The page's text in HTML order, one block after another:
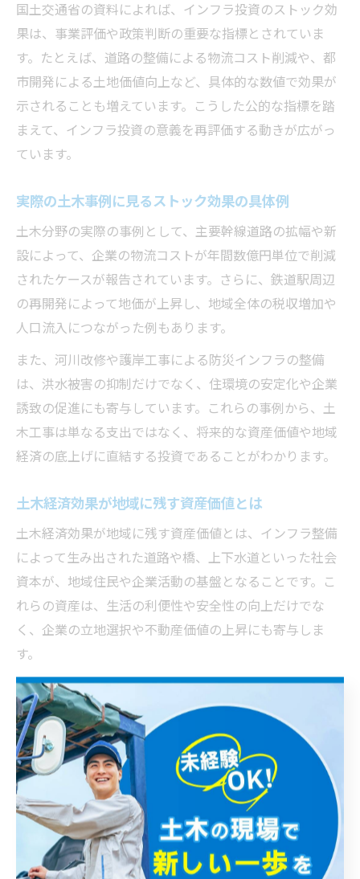
国土交通省の資料によれば、インフラ投資のストック効
果は、事業評価や政策判断の重要な指標とされていま
す。たとえば、道路の整備による物流コスト削減や、都
市開発による土地価値向上など、具体的な数値で効果が
示されることも増えています。こうした公的な指標を踏
まえて、インフラ投資の意義を再評価する動きが広がっ
ています。
実際の土木事例に見るストック効果の具体例
土木分野の実際の事例として、主要幹線道路の拡幅や新
設によって、企業の物流コストが年間数億円単位で削減
されたケースが報告されています。さらに、鉄道駅周辺
の再開発によって地価が上昇し、地域全体の税収増加や
人口流入につながった例もあります。
また、河川改修や護岸工事による防災インフラの整備
は、洪水被害の抑制だけでなく、住環境の安定化や企業
誘致の促進にも寄与しています。これらの事例から、土
木工事は単なる支出ではなく、将来的な資産価値や地域
経済の底上げに直結する投資であることがわかります。
土木経済効果が地域に残す資産価値とは
土木経済効果が地域に残す資産価値とは、インフラ整備
によって生み出された道路や橋、上下水道といった社会
資本が、地域住民や企業活動の基盤となることです。こ
れらの資産は、生活の利便性や安全性の向上だけでな
く、企業の立地選択や不動産価値の上昇にも寄与しま
す。
たとえば、新たな高速道路の開通によって沿線地域の地
価が上昇し、商業施設や住宅開発が活発化した例があり
ます。また、災害に強いインフラ整備は、将来的な復旧
コストの削減や人口定住の促進につながります。土木経
済効果を資産価値として捉え、長期的な地域発展の視点
で投資判断を行うことが重要です。